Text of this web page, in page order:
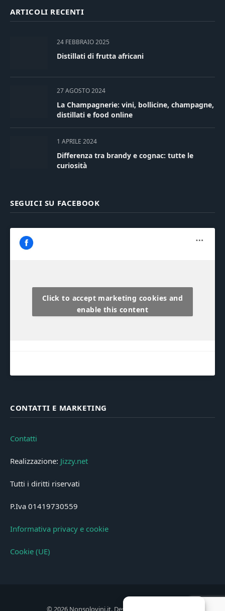
ARTICOLI RECENTI
24 FEBBRAIO 2025
Distillati di frutta africani
27 AGOSTO 2024
La Champagnerie: vini, bollicine, champagne,
distillati e food online
1 APRILE 2024
Differenza tra brandy e cognac: tutte le
curiosità
SEGUICI SU FACEBOOK
Click to accept marketing cookies and
enable this content
CONTATTI E MARKETING
Contatti
Realizzazione: Jizzy.net
Tutti i diritti riservati
P.Iva 01419730559
Informativa privacy e cookie
Cookie (UE)
© 2026 Nonsolovini.it. Designed by